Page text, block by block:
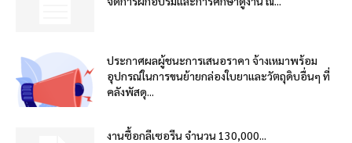
ประกาศผลผู้ชนะการเสนอราคา จ้างเหมาพร้อม
อุปกรณ์ในการขนย้ายกล่องใบยาและวัตถุดิบอื่นๆ ที่
คลังพัสดุ...
งานซื้อกลีเซอรีน จำนวน 130,000...